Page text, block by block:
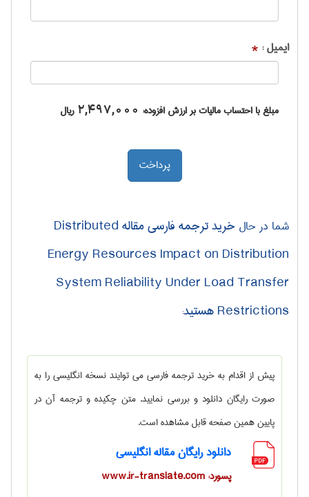
ایمیل : *
مبلغ با احتساب مالیات بر ارزش افزوده: 2,497,000 ریال
شما در حال
خرید ترجمه فارسی مقاله Distributed
Energy Resources Impact on Distribution
System Reliability Under Load Transfer
Restrictions هستید
:
پیش از اقدام به خرید ترجمه فارسی می توایند نسخه انگلیسی را به
صورت رایگان دانلود و بررسی نمایید. متن چکیده و ترجمه آن در
پایین همین صفحه قابل مشاهده است.
دانلود رایگان مقاله انگلیسی
پسورد: www.ir-translate.com